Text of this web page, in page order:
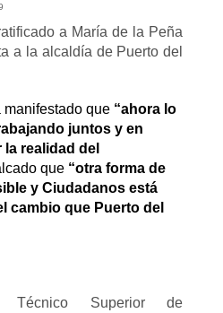
a María de la Peña
a la alcaldía de Puerto del
manifestado que “ahora lo
juntos y en
realidad del
que “otra forma de
y Ciudadanos está
cambio que Puerto del
Superior de